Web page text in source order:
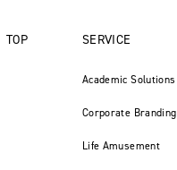
TOP SERVICE
Academic Solutions
Corporate Branding
Life Amusement